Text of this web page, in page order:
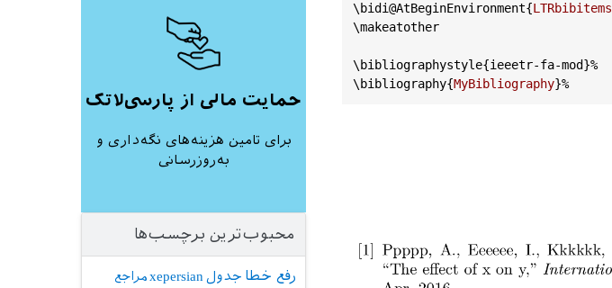
\bidi@AtBeginEnvironment{LTRbibitems
\makeatother
\bibliographystyle{ieeetr-fa-mod}%
\bibliography{MyBibliography
حمایت مالی از پارسی‌لاتک
برای تامین هزینه‌های نگه‌داری و
به‌روزرسانی
محبوب‌ترین برچسب‌ها
رفع خطا جدول xepersianمراجع